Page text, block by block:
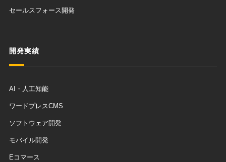
セールスフォース開発
開発実績
AI・人工知能
ワードプレスCMS
ソフトウェア開発
モバイル開発
Eコマース